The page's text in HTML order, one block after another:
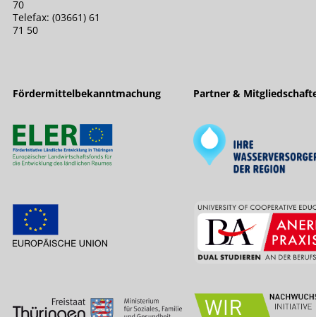
70
Telefax: (03661) 61
71 50
Fördermittelbekanntmachung Partner &